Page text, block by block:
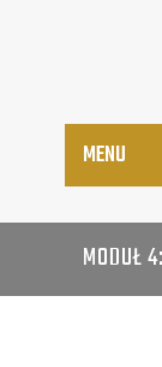
MENU
MODUŁ